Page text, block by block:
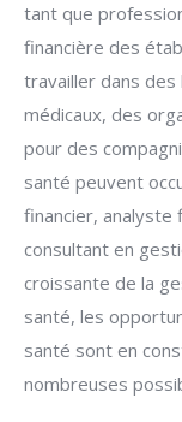
tant que
financière des
travailler dans des
médicaux, des
pour des
santé peuvent
financier, analyste
consultant en
croissante de la
santé, les
santé sont en
nombreuses